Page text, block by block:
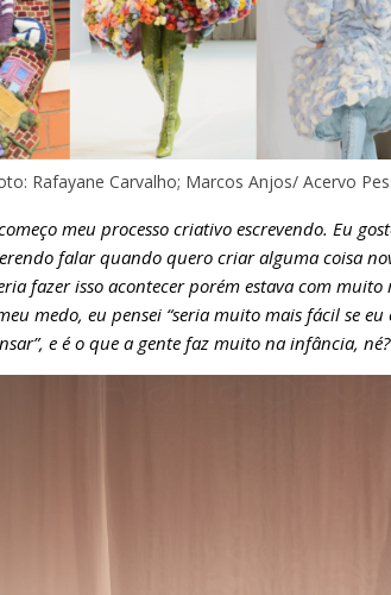
Rafayane Carvalho; Marcos Anjos/ Acervo
meu processo criativo escrevendo. Eu
falar quando quero criar alguma coisa
fazer isso acontecer porém estava com
medo, eu pensei “seria muito mais fácil se eu
e é o que a gente faz muito na infância,